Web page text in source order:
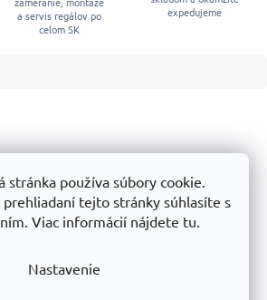
stránka používa súbory cookie.
prehliadaní tejto stránky súhlasíte s
Viac informácií nájdete tu.
Nastavenie
a servis regálov po
celom SK
expedujeme
farby,
35 mm,
42 mm,
vlákno.